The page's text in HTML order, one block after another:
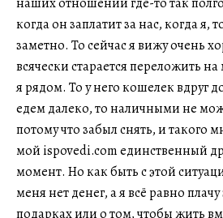
когда он заплатит за нас, когда я,
заметно. То сейчас я вижу очень
всячески старается переложить
я рядом. То у него кошелек вдруг
едем далеко, то наличными не
потому что забыл снять, и
мой ispovedi.com единственный
момент. Но как быть с этой
меня нет денег, а я всё равно
подарках или о том, чтобы жить